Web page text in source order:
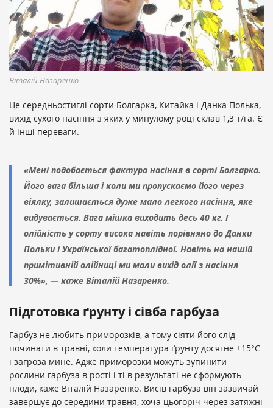
Віталій Назаренко
Це середньостиглі сорти Болгарка, Китайка і Данка Полька,
вихід сухого насіння з яких у минулому році склав 1,3 т/га. Є
й інші переваги.
«Мені подобається фактура насіння в сорті Болгарка.
Його вага більша і коли ми пропускаємо його через
віялку, залишається дуже мало легкого насіння, яке
видувається. Вага мішка виходить десь 40 кг. І
олійність у сорту висока навіть порівняно до Данки
Польки і Української багатоплідної. Навіть на нашій
примітивній олійниці ми мали вихід олії з насіння
30%», — каже Віталій Назаренко.
Підготовка ґрунту і сівба гарбуза
Гарбуз не любить приморозків, а тому сіяти його слід
починати в травні, коли температура ґрунту досягне +15°С
і загроза мине. Адже приморозки можуть зупинити
рослини гарбуза в рості і ті в результаті не сформують
плоди, каже Віталій Назаренко. Висів гарбуза він зазвичай
завершує до середини травня, хоча цьогоріч через затяжні